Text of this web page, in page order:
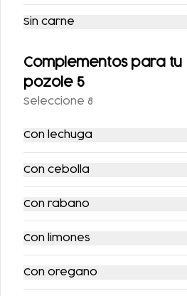
QUESADILLA
Sin carne
Complementos para tu
pozole 5
Seleccione 8
Con lechuga
Con cebolla
Con rabano
Con limones
Con oregano